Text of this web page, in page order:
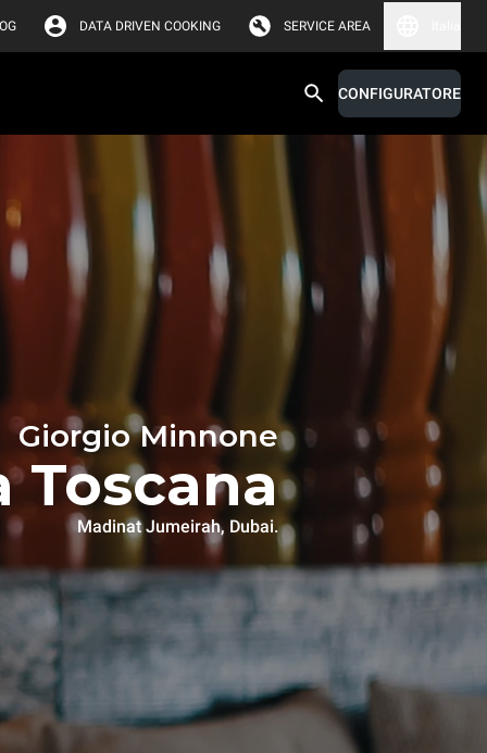
DATA DRIVEN COOKING SERVICE AREA
CONFIGURATORE
Giorgio Minnone
Toscana
Madinat Jumeirah, Dubai.